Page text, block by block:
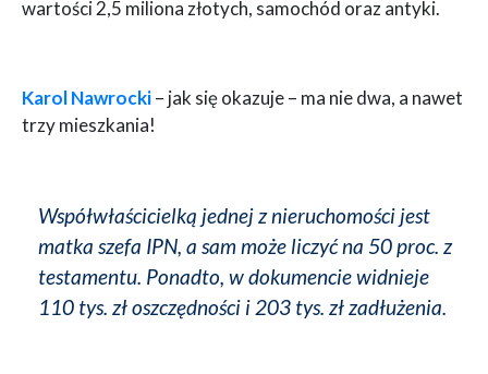
wartości 2,5 miliona złotych, samochód oraz antyki.
Karol Nawrocki– jak się okazuje – ma nie dwa, a nawet
trzy mieszkania!
Współwłaścicielką jednej z nieruchomości jest
matka szefa IPN, a sam może liczyć na 50 proc. z
testamentu. Ponadto, w dokumencie widnieje
110 tys. zł oszczędności i 203 tys. zł zadłużenia.